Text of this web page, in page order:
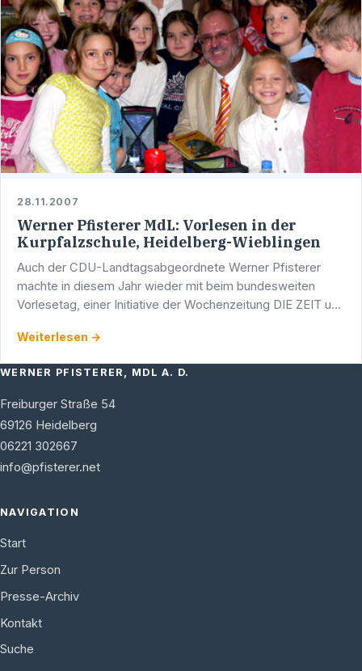
28.11.2007
Werner Pfisterer MdL: Vorlesen in der
Kurpfalzschule, Heidelberg-Wieblingen
Auch der CDU-Landtagsabgeordnete Werner Pfisterer
machte in diesem Jahr wieder mit beim bundesweiten
Vorlesetag, einer Initiative der Wochenzeitung DIE ZEIT und
Weiterlesen →
WERNER PFISTERER, MDL A. D.
Freiburger Straße 54
69126 Heidelberg
06221 302667
info@pfisterer.net
NAVIGATION
Start
Zur Person
Presse-Archiv
Kontakt
Suche